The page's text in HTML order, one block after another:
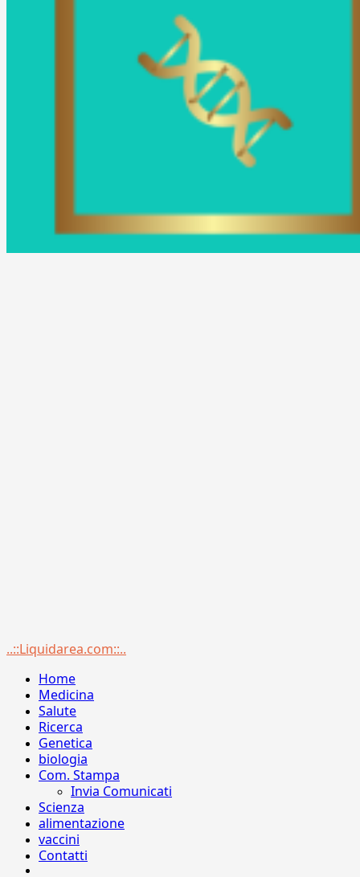
Menu
..::Liquidarea.com::..
Home
Medicina
Salute
Ricerca
Genetica
biologia
Com. Stampa
Invia Comunicati
Scienza
alimentazione
vaccini
Contatti